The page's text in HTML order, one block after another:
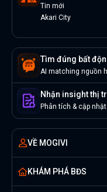
Tin mới
Akari City
Tìm đúng bất
AI matching nguồn
Nhận insight thị
Phân tích & cập
VỀ MOGIVI
KHÁM PHÁ BĐS